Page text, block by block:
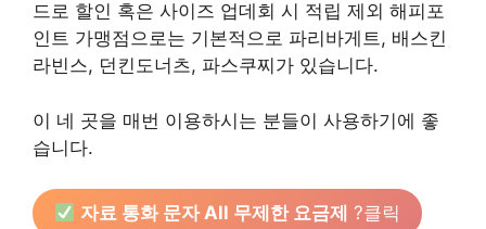
드로 할인 혹은 사이즈 업데회 시 적립 제외 해피포
인트 가맹점으로는 기본적으로 파리바게트, 배스킨
라빈스, 던킨도너츠, 파스쿠찌가 있습니다.
이 네 곳을 매번 이용하시는 분들이 사용하기에 좋
습니다.
자료 통화 문자 All 무제한 요금제 ?클릭